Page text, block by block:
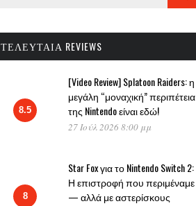
ΤΕΛΕΥΤΑΊΑ REVIEWS
8.5
[Video Review] Splatoon Raiders: η
μεγάλη “μοναχική” περιπέτεια
της Nintendo είναι εδώ!
27 Ιούλ 2026 8:00 μμ
8
Star Fox για το Nintendo Switch 2:
Η επιστροφή που περιμέναμε
— αλλά με αστερίσκους